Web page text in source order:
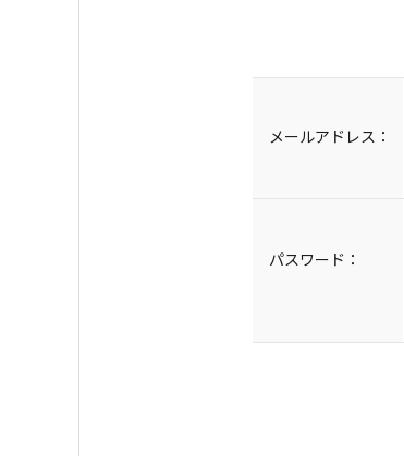
メールアドレス：
パスワード：